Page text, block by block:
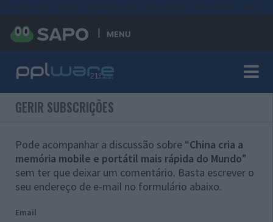
MENU
GERIR SUBSCRIÇÕES
Pode acompanhar a discussão sobre “China cria a
memória mobile e portátil mais rápida do Mundo”
sem ter que deixar um comentário. Basta escrever o
seu endereço de e-mail no formulário abaixo.
Email